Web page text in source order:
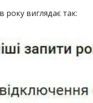
року виглядає так: